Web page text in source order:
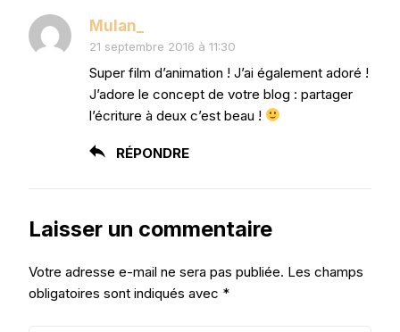
Mulan_
21 septembre 2016 à 11:30
Super film d’animation ! J’ai également adoré !
J’adore le concept de votre blog : partager
l’écriture à deux c’est beau !
RÉPONDRE
Laisser un commentaire
Votre adresse e-mail ne sera pas publiée. Les champs
obligatoires sont indiqués avec *